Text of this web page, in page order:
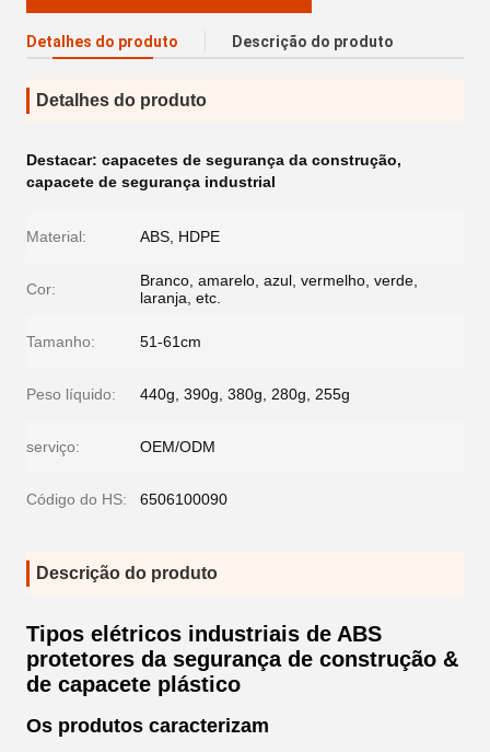
Detalhes do produto Descrição do produto
Detalhes do produto
Destacar: capacetes de segurança da construção,
capacete de segurança industrial
Material: ABS, HDPE
Cor:
Branco, amarelo, azul, vermelho, verde,
laranja, etc.
Tamanho: 51-61cm
Peso líquido: 440g, 390g, 380g, 280g, 255g
serviço: OEM/ODM
Código do HS: 6506100090
Descrição do produto
Tipos elétricos industriais de ABS
protetores da segurança de construção &
de capacete plástico
Os produtos caracterizam